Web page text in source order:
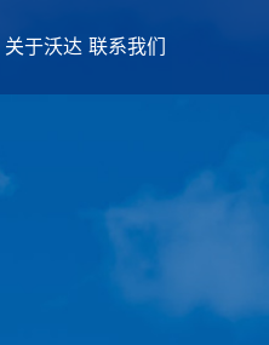
关于沃达 联系我们